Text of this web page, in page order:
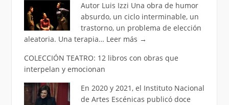
Autor Luis Izzi Una obra de humor
absurdo, un ciclo interminable, un
trastorno, un problema de elección
aleatoria. Una terapia… Leer más →
COLECCIÓN TEATRO: 12 libros con obras que
interpelan y emocionan
En 2020 y 2021, el Instituto Nacional
de Artes Escénicas publicó doce